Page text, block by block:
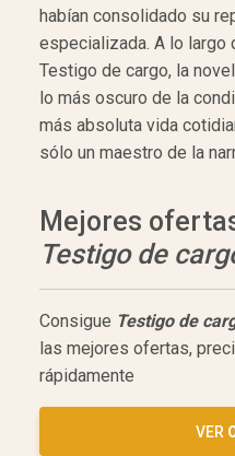
habían consolidado su
especializada. A lo largo
Testigo de cargo, la
lo más oscuro de la
más absoluta vida
sólo un maestro de la
Mejores
Testigo de
Consigue Testigo de
las mejores ofertas,
rápidamente
VER